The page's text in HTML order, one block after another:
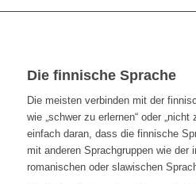
Die finnische Sprache
Die meisten verbinden mit der
wie „schwer zu erlernen“ oder
einfach daran, dass die finnische
mit anderen Sprachgruppen wie der
romanischen oder slawischen